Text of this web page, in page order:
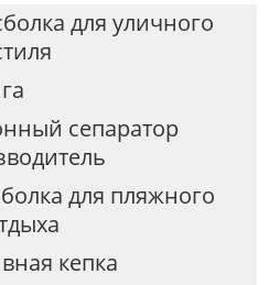
для уличного
сепаратор
для пляжного
кепка